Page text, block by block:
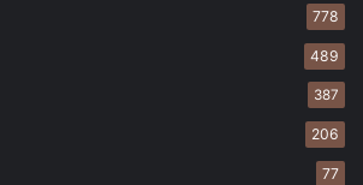
778
489
387
206
77